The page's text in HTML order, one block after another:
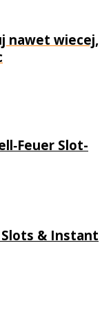
nawet wiecej,
Slot-
Slots & Instant